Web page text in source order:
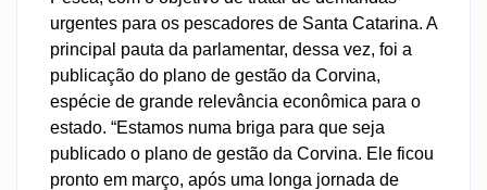
urgentes para os pescadores de Santa Catarina. A
principal pauta da parlamentar, dessa vez, foi a
publicação do plano de gestão da Corvina,
espécie de grande relevância econômica para o
estado. “Estamos numa briga para que seja
publicado o plano de gestão da Corvina. Ele ficou
pronto em março, após uma longa jornada de